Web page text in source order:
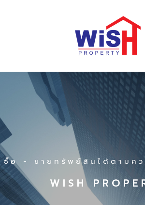
ซื้อ - ขายทรัพย์สินได้ตามคว
W I S H P R O P E